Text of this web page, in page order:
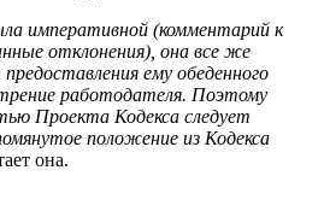
императивной (комментарий к
отклонения), она все же
ему обеденного
работодателя. Поэтому
Проекта Кодекса следует
положение из Кодекса
она.